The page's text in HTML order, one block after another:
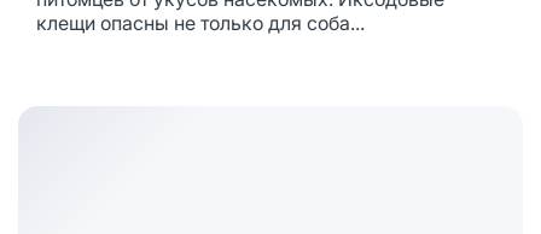
клещи опасны не только для соба...